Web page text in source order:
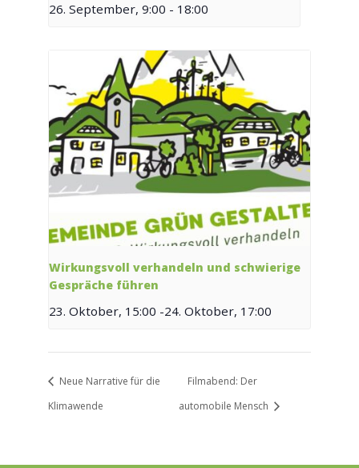
26. September, 9:00 - 18:00
Wirkungsvoll verhandeln und schwierige
Gespräche führen
23. Oktober, 15:00 -24. Oktober, 17:00
Neue Narrative für die
Klimawende
Filmabend: Der
automobile Mensch